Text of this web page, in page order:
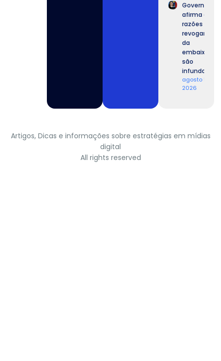
Governo
afirma que
razões para
revogar
da
são
infundadas.
agosto 5,
2026
Artigos, Dicas e informações sobre estratégias em mídias
digital
All rights reserved